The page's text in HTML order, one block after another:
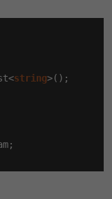
string>();